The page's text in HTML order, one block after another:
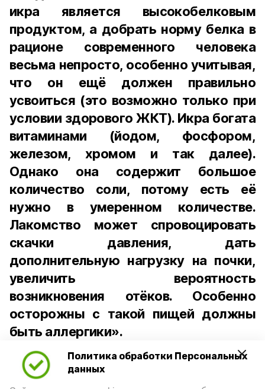
Политика обработки Персональных
данных
икра является высокобелковым
продуктом, а добрать норму белка в
рационе современного человека
весьма непросто, особенно учитывая,
что он ещё должен правильно
усвоиться (это возможно только при
условии здорового ЖКТ). Икра богата
витаминами (йодом, фосфором,
железом, хромом и так далее).
Однако она содержит большое
количество соли, потому есть её
нужно в умеренном количестве.
Лакомство может спровоцировать
скачки давления, дать
дополнительную нагрузку на почки,
увеличить вероятность
возникновения отёков. Особенно
осторожны с такой пищей должны
быть аллергики».
Для взрослого человека безопасной
порцией икры считается 30-50 граммов